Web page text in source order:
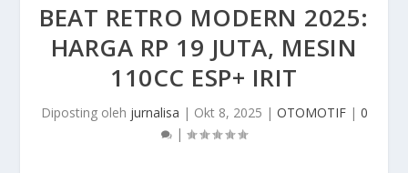
BEAT RETRO MODERN 2025:
HARGA RP 19 JUTA, MESIN
110CC ESP+ IRIT
Diposting oleh jurnalisa | Okt 8, 2025 | OTOMOTIF| 0
|